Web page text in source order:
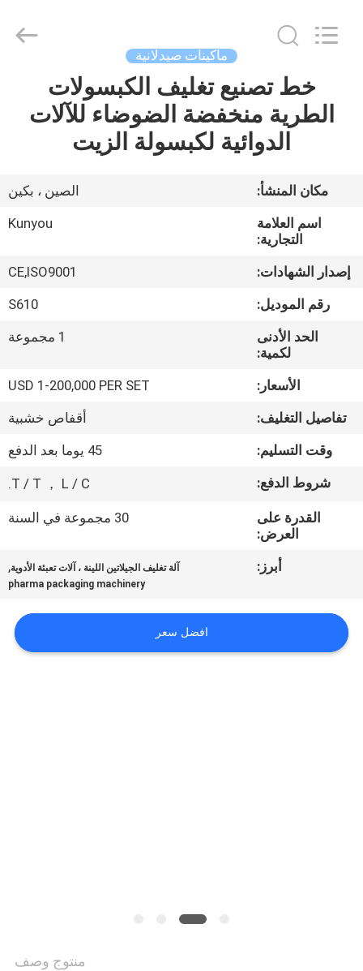
المنتجات
فيديوهات
معلومات
عنا
جولة
المصنع
مراقبة
الجودة
أخبار
خريطة
Pharmatech
Co.,LTD..
ماكينات صيدلانية
خط تصنيع تغليف الكبسولات
الطرية منخفضة الضوضاء للآلات
الدوائية لكبسولة الزيت
مكان المنشأ:
الصين ، بكين
اسم العلامة
التجارية:
Kunyou
إصدار الشهادات:
CE,ISO9001
رقم الموديل:
S610
الحد الأدنى
لكمية:
1 مجموعة
الأسعار:
USD 1-200,000 PER SET
تفاصيل التغليف:
أقفاص خشبية
وقت التسليم:
45 يوما بعد الدفع
شروط الدفع:
T / T ， L / C.
القدرة على
العرض:
30 مجموعة في السنة
أبرز: آلة تغليف الجيلاتين اللينة ، آلات تعبئة الأدوية,
pharma packaging machinery
افضل سعر
منتوج وصف